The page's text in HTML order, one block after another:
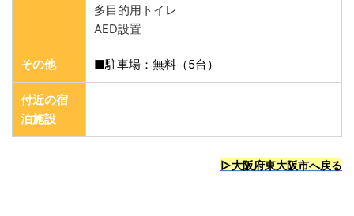
多目的用トイレ
AED設置
その他 ■駐車場：無料（5台）
付近の宿
泊施設
▷大阪府東大阪市へ戻る